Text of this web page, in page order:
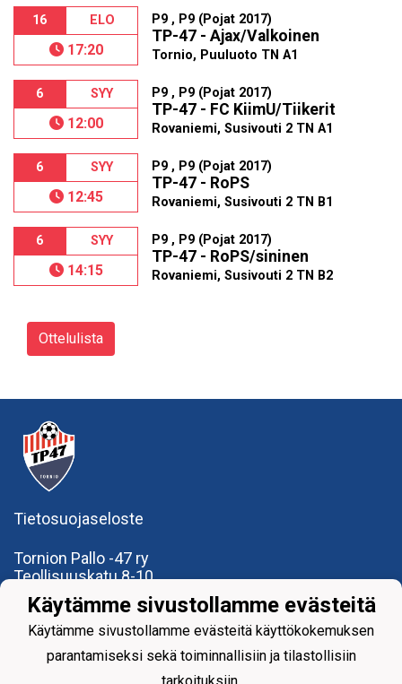
16 ELO
17:20
P9 , P9 (Pojat 2017)
TP-47 - Ajax/Valkoinen
Tornio, Puuluoto TN A1
6 SYY
12:00
P9 , P9 (Pojat 2017)
TP-47 - FC KiimU/Tiikerit
Rovaniemi, Susivouti 2 TN A1
6 SYY
12:45
P9 , P9 (Pojat 2017)
TP-47 - RoPS
Rovaniemi, Susivouti 2 TN B1
6 SYY
14:15
P9 , P9 (Pojat 2017)
TP-47 - RoPS/sininen
Rovaniemi, Susivouti 2 TN B2
Ottelulista
Tietosuojaseloste
Tornion Pallo -47 ry
Teollisuuskatu 8-10
95420 Tornio
+35840591 9275
office@tp47.com
Käytämme sivustollamme evästeitä
Käytämme sivustollamme evästeitä käyttökokemuksen
parantamiseksi sekä toiminnallisiin ja tilastollisiin
tarkoituksiin.